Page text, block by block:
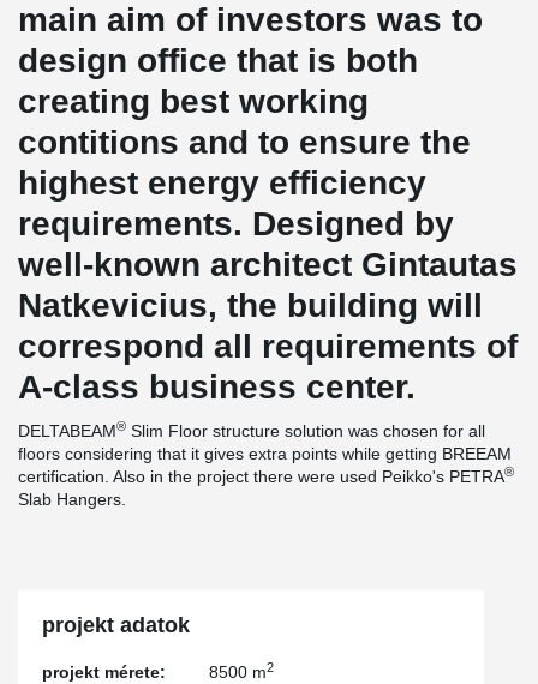
main aim of investors was to
design office that is both
creating best working
contitions and to ensure the
highest energy efficiency
requirements. Designed by
well-known architect Gintautas
Natkevicius, the building will
correspond all requirements of
A-class business center.
DELTABEAM® Slim Floor structure solution was chosen for all
floors considering that it gives extra points while getting BREEAM
certification. Also in the project there were used Peikko's PETRA®
Slab Hangers.
projekt adatok
projekt mérete: 8500 m2